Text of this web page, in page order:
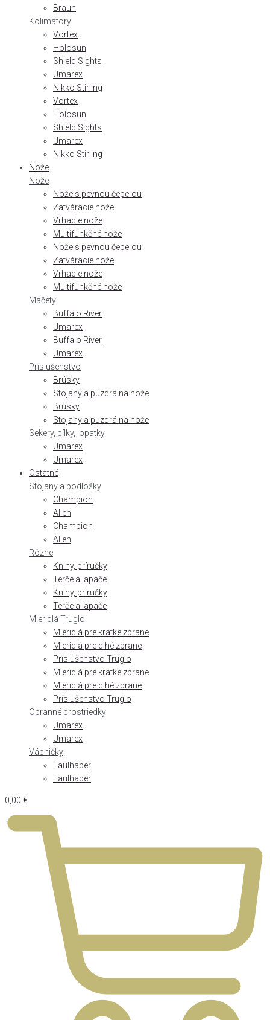
Braun
Kolimátory
Vortex
Holosun
Shield Sights
Umarex
Nikko Stirling
Vortex
Holosun
Shield Sights
Umarex
Nikko Stirling
Nože
Nože
Nože s pevnou čepeľou
Zatváracie nože
Vrhacie nože
Multifunkčné nože
Nože s pevnou čepeľou
Zatváracie nože
Vrhacie nože
Multifunkčné nože
Mačety
Buffalo River
Umarex
Buffalo River
Umarex
Príslušenstvo
Brúsky
Stojany a puzdrá na nože
Brúsky
Stojany a puzdrá na nože
Sekery, pílky, lopatky
Umarex
Umarex
Ostatné
Stojany a podložky
Champion
Allen
Champion
Allen
Rôzne
Knihy, príručky
Terče a lapače
Knihy, príručky
Terče a lapače
Mieridlá Truglo
Mieridlá pre krátke zbrane
Mieridlá pre dlhé zbrane
Príslušenstvo Truglo
Mieridlá pre krátke zbrane
Mieridlá pre dlhé zbrane
Príslušenstvo Truglo
Obranné prostriedky
Umarex
Umarex
Vábničky
Faulhaber
Faulhaber
0,00 €